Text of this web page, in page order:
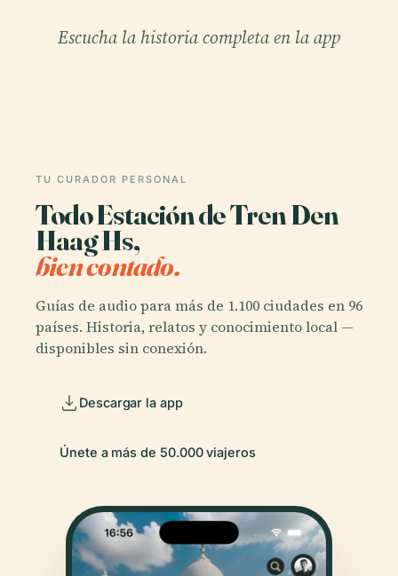
Escucha la historia completa en la app
TU CURADOR PERSONAL
Todo Estación de Tren Den
Haag Hs,
bien contado.
Guías de audio para más de 1.100 ciudades en 96
países. Historia, relatos y conocimiento local —
disponibles sin conexión.
Descargar la app
Únete a más de 50.000 viajeros